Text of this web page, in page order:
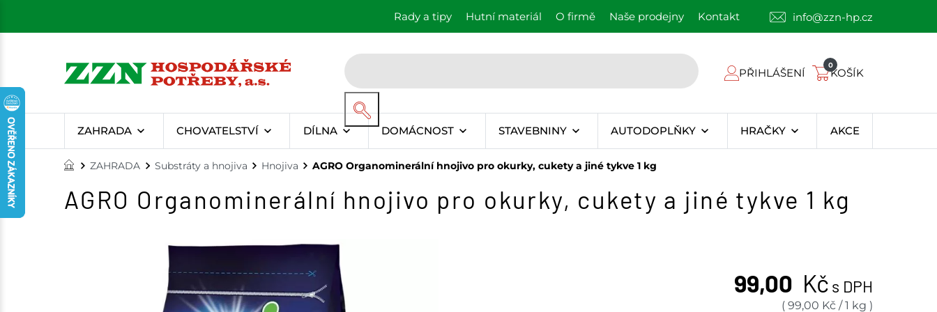
Rady a tipy Hutní materiál O firmě Naše prodejny Kontakt info@zzn-hp.cz
PŘIHLÁŠENÍ
0
KOŠÍK
ZAHRADA CHOVATELSTVÍ DÍLNA DOMÁCNOST STAVEBNINY AUTODOPLŇKY HRAČKY AKCE
ZAHRADA Substráty a hnojiva Hnojiva AGRO Organominerální hnojivo pro okurky, cukety a jiné tykve 1 kg
AGRO Organominerální hnojivo pro okurky, cukety a jiné tykve 1 kg
99,00 Kč s DPH
( 99,00 Kč/1 kg )